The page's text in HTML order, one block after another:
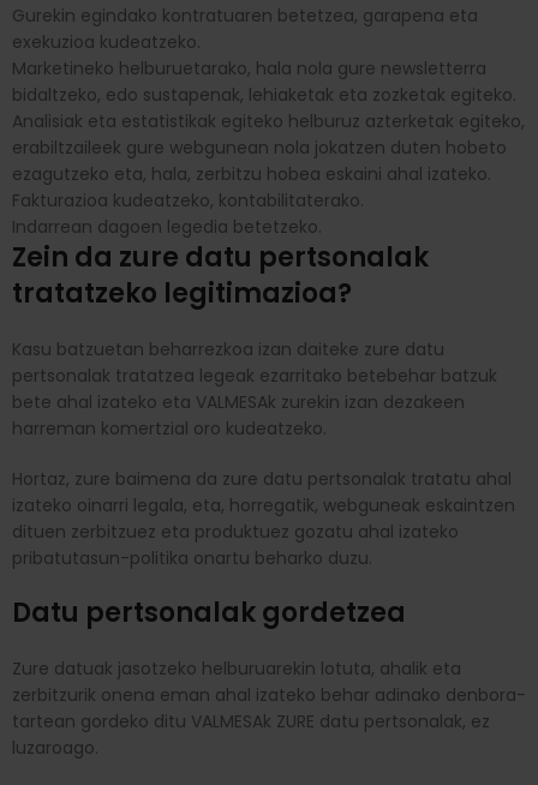
Gurekin egindako kontratuaren betetzea, garapena eta
exekuzioa kudeatzeko.
Marketineko helburuetarako, hala nola gure newsletterra
bidaltzeko, edo sustapenak, lehiaketak eta zozketak egiteko.
Analisiak eta estatistikak egiteko helburuz azterketak egiteko,
erabiltzaileek gure webgunean nola jokatzen duten hobeto
ezagutzeko eta, hala, zerbitzu hobea eskaini ahal izateko.
Fakturazioa kudeatzeko, kontabilitaterako.
Indarrean dagoen legedia betetzeko.
Zein da zure datu pertsonalak
tratatzeko legitimazioa?
Kasu batzuetan beharrezkoa izan daiteke zure datu
pertsonalak tratatzea legeak ezarritako betebehar batzuk
bete ahal izateko eta VALMESAk zurekin izan dezakeen
harreman komertzial oro kudeatzeko.
Hortaz, zure baimena da zure datu pertsonalak tratatu ahal
izateko oinarri legala, eta, horregatik, webguneak eskaintzen
dituen zerbitzuez eta produktuez gozatu ahal izateko
pribatutasun-politika onartu beharko duzu.
Datu pertsonalak gordetzea
Zure datuak jasotzeko helburuarekin lotuta, ahalik eta
zerbitzurik onena eman ahal izateko behar adinako denbora-
tartean gordeko ditu VALMESAk ZURE datu pertsonalak, ez
luzaroago.